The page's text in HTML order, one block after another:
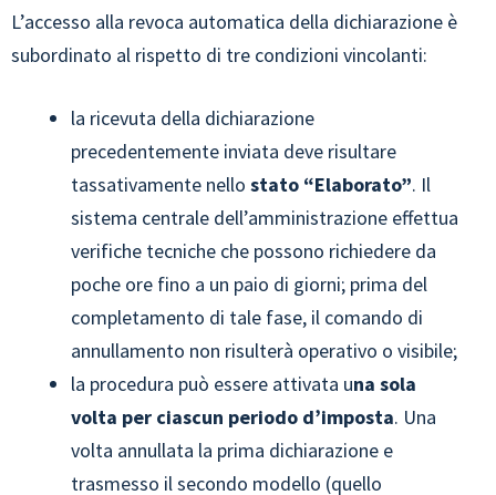
L’accesso alla revoca automatica della dichiarazione è
subordinato al rispetto di tre condizioni vincolanti:
la ricevuta della dichiarazione
precedentemente inviata deve risultare
tassativamente nello stato “Elaborato”. Il
sistema centrale dell’amministrazione effettua
verifiche tecniche che possono richiedere da
poche ore fino a un paio di giorni; prima del
completamento di tale fase, il comando di
annullamento non risulterà operativo o visibile;
la procedura può essere attivata una sola
volta per ciascun periodo d’imposta. Una
volta annullata la prima dichiarazione e
trasmesso il secondo modello (quello